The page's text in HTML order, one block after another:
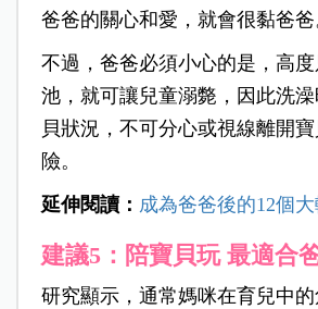
爸爸的關心和愛，就會很黏爸爸
不過，爸爸必須小心的是，高
池，就可讓兒童溺斃，因此洗
貝狀況，不可分心或視線離開
險。
延伸閱讀： 成為爸爸後的12個
建議5：陪寶貝玩 最適合
研究顯示，通常媽咪在育兒中